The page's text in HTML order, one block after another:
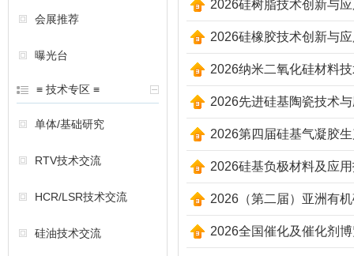
会展推荐
曝光台
≡ 技术专区 ≡
单体/基础研究
RTV技术交流
HCR/LSR技术交流
硅油技术交流
2026硅树脂技术创新与
2026硅橡胶技术创新与
2026纳米二氧化硅材料
2026先进硅基陶瓷技术
2026第四届硅基气凝胶
2026硅基负极材料及应
2026（第二届）亚洲有
2026全国催化及催化剂